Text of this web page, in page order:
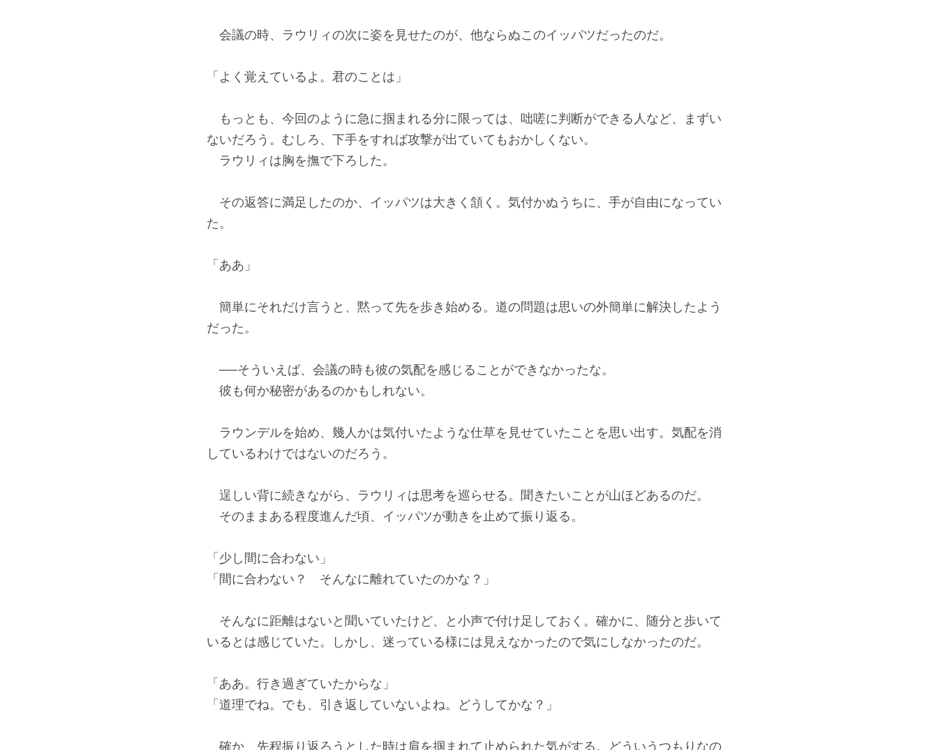
会議の時、ラウリィの次に姿を見せたのが、他ならぬこのイッパツだったのだ。
「よく覚えているよ。君のことは」
もっとも、今回のように急に掴まれる分に限っては、咄嗟に判断ができる人など、まずい
ないだろう。むしろ、下手をすれば攻撃が出ていてもおかしくない。
ラウリィは胸を撫で下ろした。
その返答に満足したのか、イッパツは大きく頷く。気付かぬうちに、手が自由になってい
た。
「ああ」
簡単にそれだけ言うと、黙って先を歩き始める。道の問題は思いの外簡単に解決したよう
だった。
──そういえば、会議の時も彼の気配を感じることができなかったな。
彼も何か秘密があるのかもしれない。
ラウンデルを始め、幾人かは気付いたような仕草を見せていたことを思い出す。気配を消
しているわけではないのだろう。
逞しい背に続きながら、ラウリィは思考を巡らせる。聞きたいことが山ほどあるのだ。
そのままある程度進んだ頃、イッパツが動きを止めて振り返る。
「少し間に合わない」
「間に合わない？ そんなに離れていたのかな？」
そんなに距離はないと聞いていたけど、と小声で付け足しておく。確かに、随分と歩いて
いるとは感じていた。しかし、迷っている様には見えなかったので気にしなかったのだ。
「ああ。行き過ぎていたからな」
「道理でね。でも、引き返していないよね。どうしてかな？」
確か、先程振り返ろうとした時は肩を掴まれて止められた気がする。どういうつもりなの